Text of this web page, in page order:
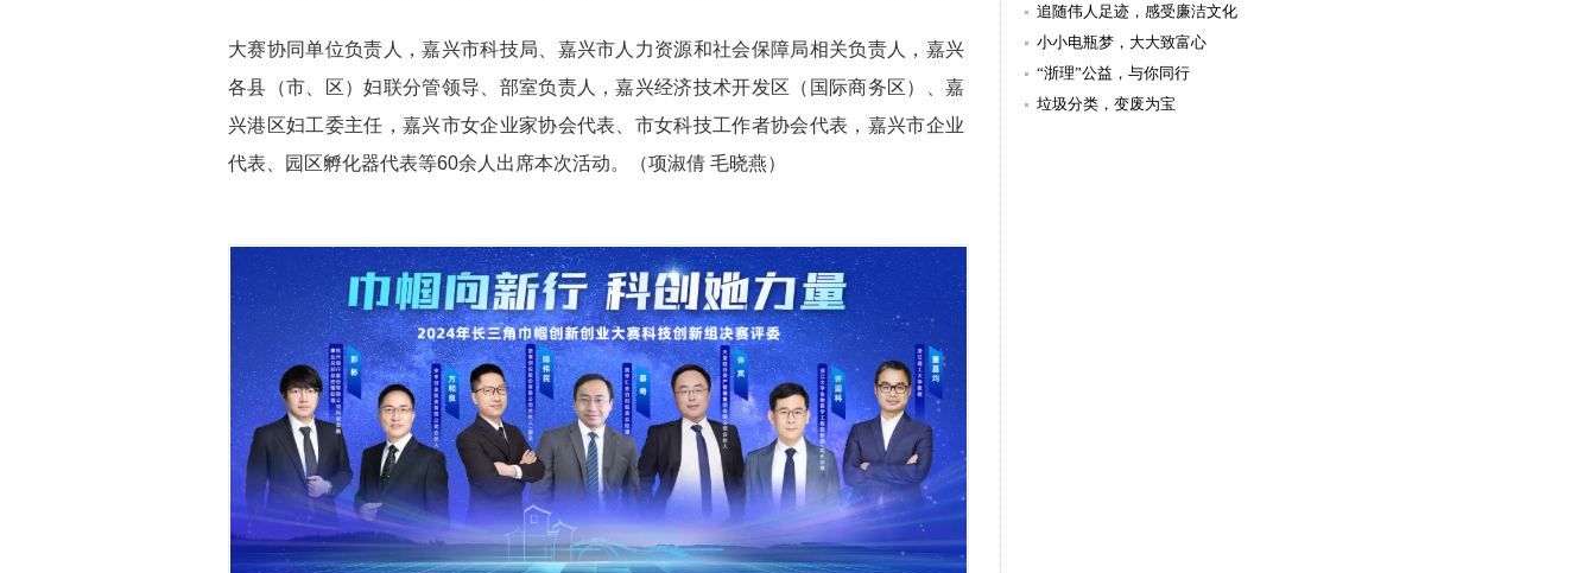
大赛协同单位负责人，嘉兴市科技局、嘉兴市人力资源和社会保障局相关负责人，嘉兴
各县（市、区）妇联分管领导、部室负责人，嘉兴经济技术开发区（国际商务区）、嘉
兴港区妇工委主任，嘉兴市女企业家协会代表、市女科技工作者协会代表，嘉兴市企业
代表、园区孵化器代表等60余人出席本次活动。（项淑倩 毛晓燕）
追随伟人足迹，感受廉洁文化
小小电瓶梦，大大致富心
“浙理”公益，与你同行
垃圾分类，变废为宝